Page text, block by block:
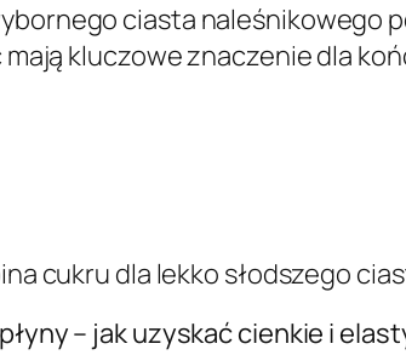
ciasta naleśnikowego
mają kluczowe znaczenie dla
cukru dla lekko słodszego
– jak uzyskać cienkie i